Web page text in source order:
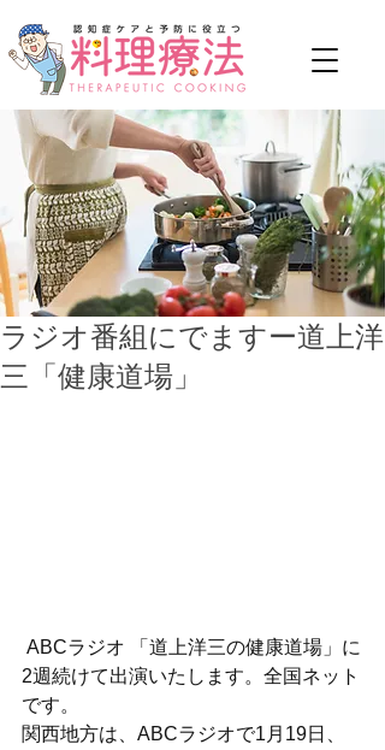
ラジオ番組にでますー道上洋
三「健康道場」
2週続けて出演いたします。全国ネット
です。
関西地方は、ABCラジオで1月19日、